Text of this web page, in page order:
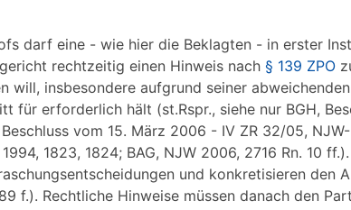
darf eine - wie hier die Beklagten - in erster
rechtzeitig einen Hinweis nach § 139 ZPO
insbesondere aufgrund seiner
für erforderlich hält (st.Rspr., siehe nur BGH,
Beschluss vom 15. März 2006 - IV ZR 32/05,
1823, 1824; BAG, NJW 2006, 2716 Rn. 10
und konkretisieren den
f.). Rechtliche Hinweise müssen danach den